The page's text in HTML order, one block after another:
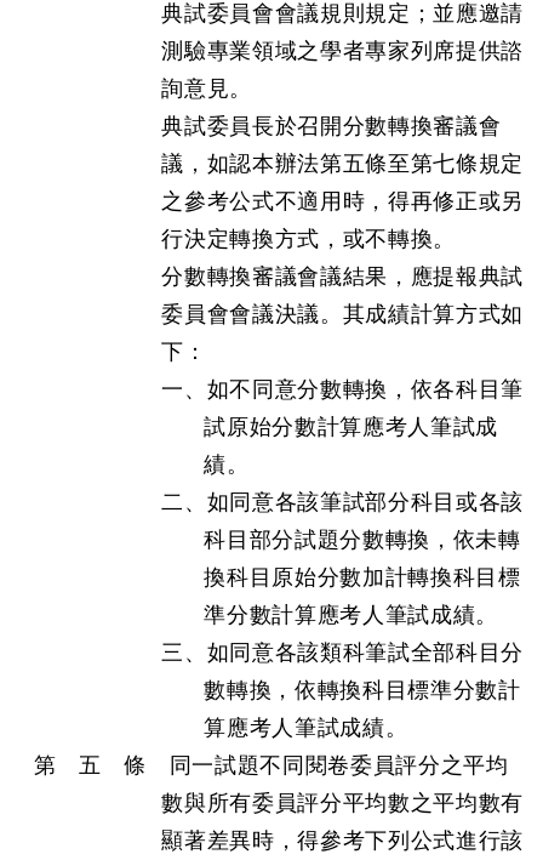
典試委員會會議規則規定；並應邀請
測驗專業領域之學者專家列席提供諮
詢意見。
典試委員長於召開分數轉換審議會
議，如認本辦法第五條至第七條規定
之參考公式不適用時，得再修正或另
行決定轉換方式，或不轉換。
分數轉換審議會議結果，應提報典試
委員會會議決議。其成績計算方式如
下：
一、如不同意分數轉換，依各科目筆
試原始分數計算應考人筆試成
績。
二、如同意各該筆試部分科目或各該
科目部分試題分數轉換，依未轉
換科目原始分數加計轉換科目標
準分數計算應考人筆試成績。
三、如同意各該類科筆試全部科目分
數轉換，依轉換科目標準分數計
算應考人筆試成績。
第 五 條 同一試題不同閱卷委員評分之平均
數與所有委員評分平均數之平均數有
顯著差異時，得參考下列公式進行該